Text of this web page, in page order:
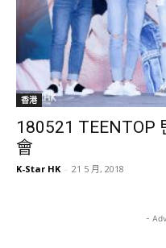
香港
180521 TEENTOP
會
K-Star HK - 21 5 月, 2018
-